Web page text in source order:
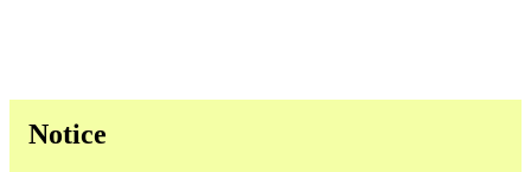
Notice